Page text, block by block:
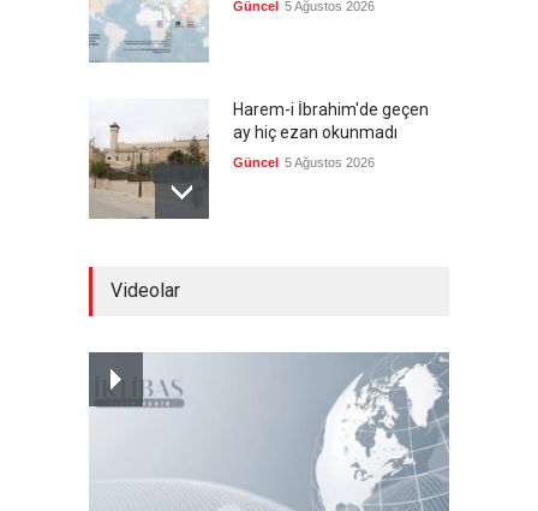
Güncel 5 Ağustos 2026
Harem-i İbrahim'de geçen
ay hiç ezan okunmadı
Güncel 5 Ağustos 2026
Almanya'nın otomotiv
merkezli ekonomi modeli
sınıra dayandı
Güncel 5 Ağustos 2026
Videolar